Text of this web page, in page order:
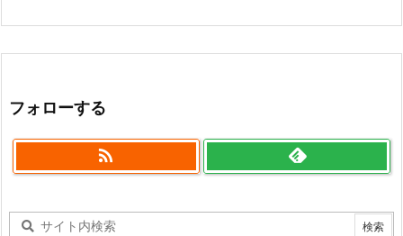
フォローする
